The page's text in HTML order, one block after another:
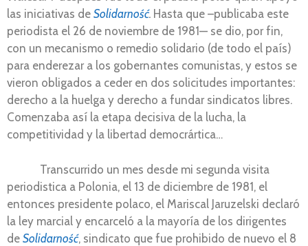
las iniciativas de Solidarność. Hasta que –publicaba este
periodista el 26 de noviembre de 1981— se dio, por fin,
con un mecanismo o remedio solidario (de todo el país)
para enderezar a los gobernantes comunistas, y estos se
vieron obligados a ceder en dos solicitudes importantes:
derecho a la huelga y derecho a fundar sindicatos libres.
Comenzaba así la etapa decisiva de la lucha, la
competitividad y la libertad democrártica…
Transcurrido un mes desde mi segunda visita
periodistica a Polonia, el 13 de diciembre de 1981, el
entonces presidente polaco, el Mariscal Jaruzelski declaró
la ley marcial y encarceló a la mayoría de los dirigentes
de Solidarność, sindicato que fue prohibido de nuevo el 8